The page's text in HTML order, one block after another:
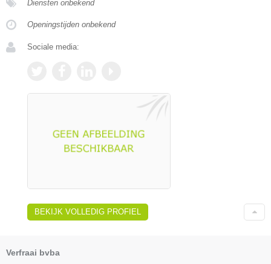
Diensten onbekend
Openingstijden onbekend
Sociale media:
BEKIJK VOLLEDIG PROFIEL
Verfraai bvba